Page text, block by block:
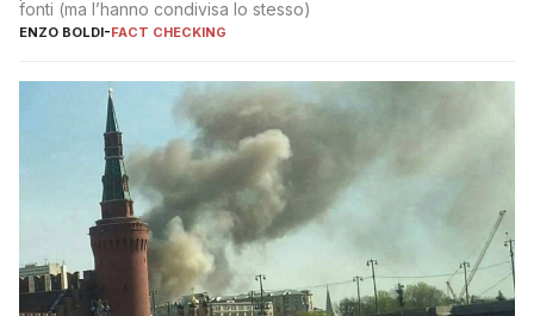
fonti (ma l’hanno condivisa lo stesso)
ENZO BOLDI-FACT CHECKING